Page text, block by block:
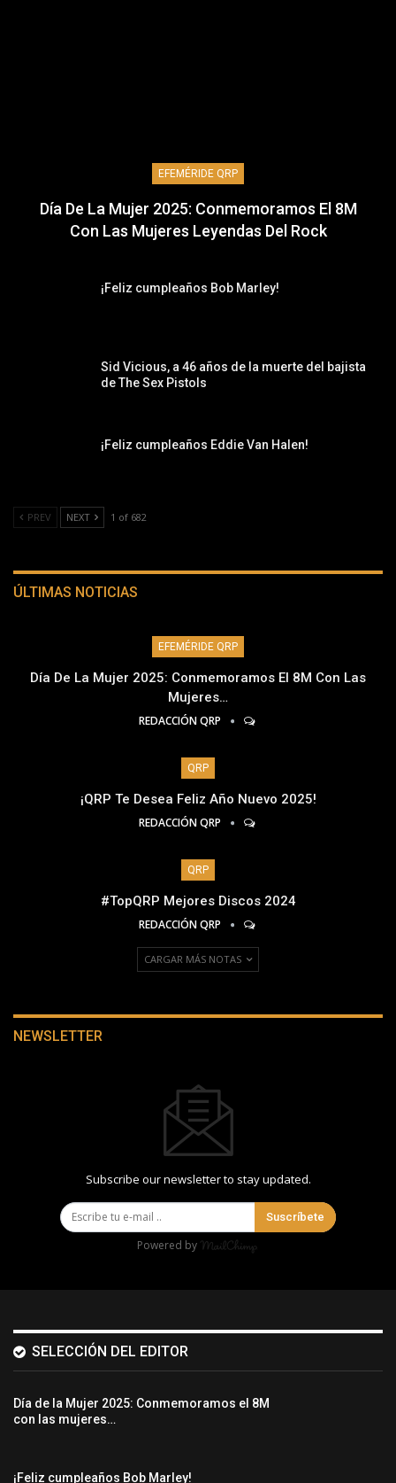
EFEMÉRIDE QRP
Día De La Mujer 2025: Conmemoramos El 8M
Con Las Mujeres Leyendas Del Rock
¡Feliz cumpleaños Bob Marley!
Sid Vicious, a 46 años de la muerte del bajista
de The Sex Pistols
¡Feliz cumpleaños Eddie Van Halen!
PREV NEXT 1 of 682
ÚLTIMAS NOTICIAS
EFEMÉRIDE QRP
Día De La Mujer 2025: Conmemoramos El 8M Con Las
Mujeres…
REDACCIÓN QRP
QRP
¡QRP Te Desea Feliz Año Nuevo 2025!
REDACCIÓN QRP
QRP
#TopQRP Mejores Discos 2024
REDACCIÓN QRP
CARGAR MÁS NOTAS
NEWSLETTER
Subscribe our newsletter to stay updated.
Suscríbete
Powered by
SELECCIÓN DEL EDITOR
Día de la Mujer 2025: Conmemoramos el 8M
con las mujeres…
¡Feliz cumpleaños Bob Marley!